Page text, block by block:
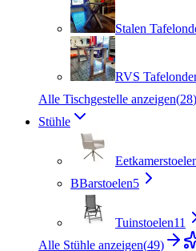
Stalen
RVS
Alle Tischgestelle anzeigen(28)
Stühle
BBarstoelen5
Tuinstoelen11
Alle Stühle anzeigen(49)